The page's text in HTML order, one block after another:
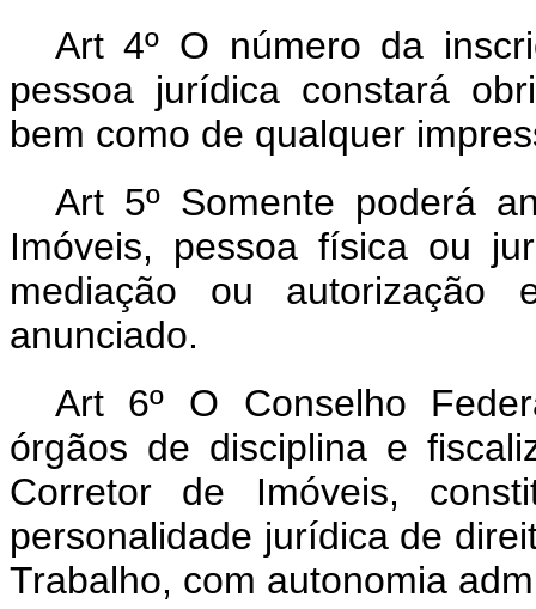
Art 4º O número da
pessoa jurídica constará
bem como de qualquer
Art 5º Somente poderá
Imóveis, pessoa física ou
mediação ou autorização
anunciado.
Art 6º O Conselho
órgãos de disciplina e
Corretor de Imóveis,
personalidade jurídica de
Trabalho, com autonomia